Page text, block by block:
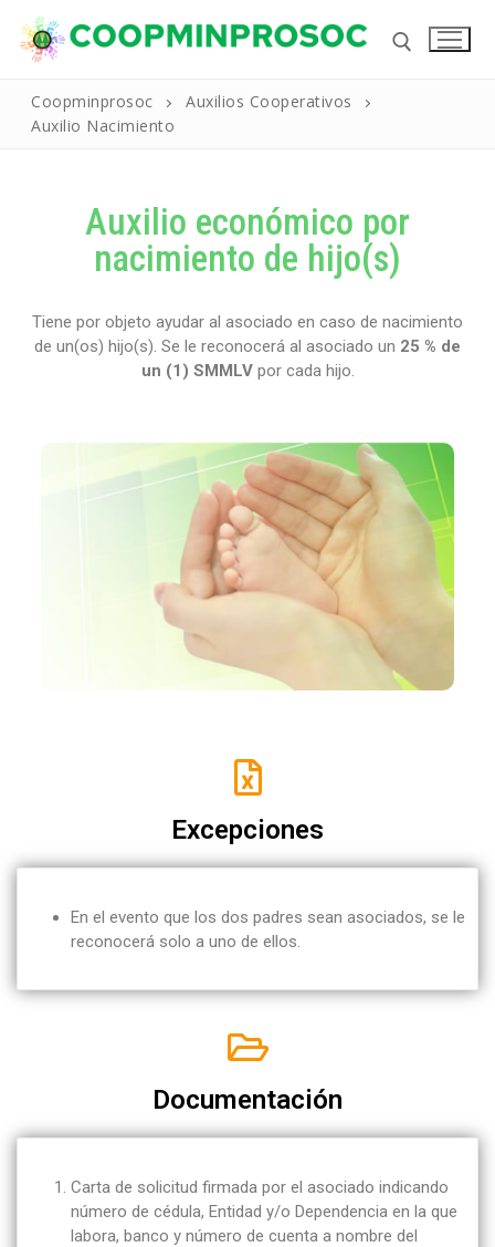
Inicio
La Cooperativa
Nuestros Valores
Estatutos y Reglamentos
Órganos de Administración y Control
Líneas de Crédito
Auxilios Cooperativos
Simulador de Crédito
Coopminprosoc
Auxilios Cooperativos
Auxilio Nacimiento
Auxilio económico por
nacimiento de hijo(s)
Tiene por objeto ayudar al asociado en caso de nacimiento
de un(os) hijo(s). Se le reconocerá al asociado un 25 % de
un (1) SMMLVpor cada hijo.
Excepciones
En el evento que los dos padres sean asociados, se le
reconocerá solo a uno de ellos.
Documentación
Carta de solicitud firmada por el asociado indicando
número de cédula, Entidad y/o Dependencia en la que
labora, banco y número de cuenta a nombre del